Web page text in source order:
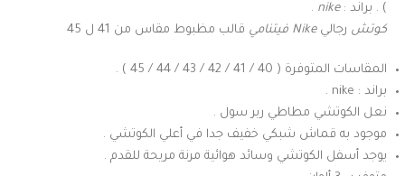
) . براند :nike
.
كوتش رجاليNike فيتنامي قالب مظبوط مقاس من 41 ل 45
المقاسات المتوفرة ( 40 / 41 / 42 / 43 / 44 / 45 ) .
براند : nike .
نعل الكوتشي مطاطي ربر سول .
موجود به قماش شبكي خفيف جدا في أعلي الكوتشي .
يوجد أسفل الكوتشي وسائد هوائية مرنة مريحة للقدم .